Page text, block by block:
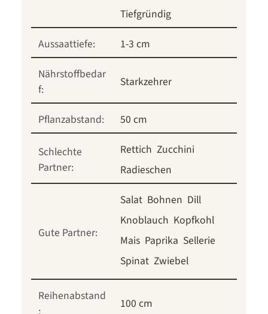
Tiefgründig
Aussaattiefe:
1-3 cm
Nährstoffbedar
f:
Starkzehrer
Pflanzabstand: 50 cm
Schlechte
Partner:
Rettich Zucchini
Radieschen
Gute Partner:
Salat Bohnen Dill
Knoblauch Kopfkohl
Mais Paprika Sellerie
Spinat Zwiebel
Reihenabstand
100 cm